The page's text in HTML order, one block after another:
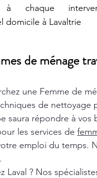
à chaque
domicile à Lavaltrie
de ménage
une Femme de
de nettoyage
saura répondre à vos
les services de
emploi du temps.
Laval ? Nos